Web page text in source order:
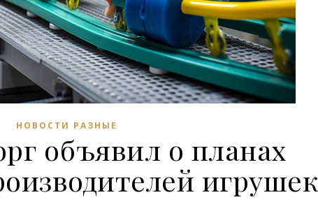
НОВОСТИ РАЗНЫЕ
объявил о планах
игрушек